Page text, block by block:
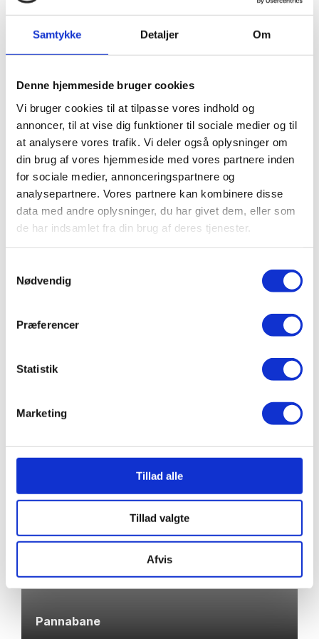
Samtykke Detaljer Om
Denne hjemmeside bruger cookies
Vi bruger cookies til at tilpasse vores indhold og
annoncer, til at vise dig funktioner til sociale medier og til
at analysere vores trafik. Vi deler også oplysninger om
din brug af vores hjemmeside med vores partnere inden
for sociale medier, annonceringspartnere og
analysepartnere. Vores partnere kan kombinere disse
data med andre oplysninger, du har givet dem, eller som
de har indsamlet fra din brug af deres tjenester.
Nødvendig
Præferencer
Statistik
Marketing
Tillad alle
Tillad valgte
Afvis
Kunstgræsbane
Pannabane